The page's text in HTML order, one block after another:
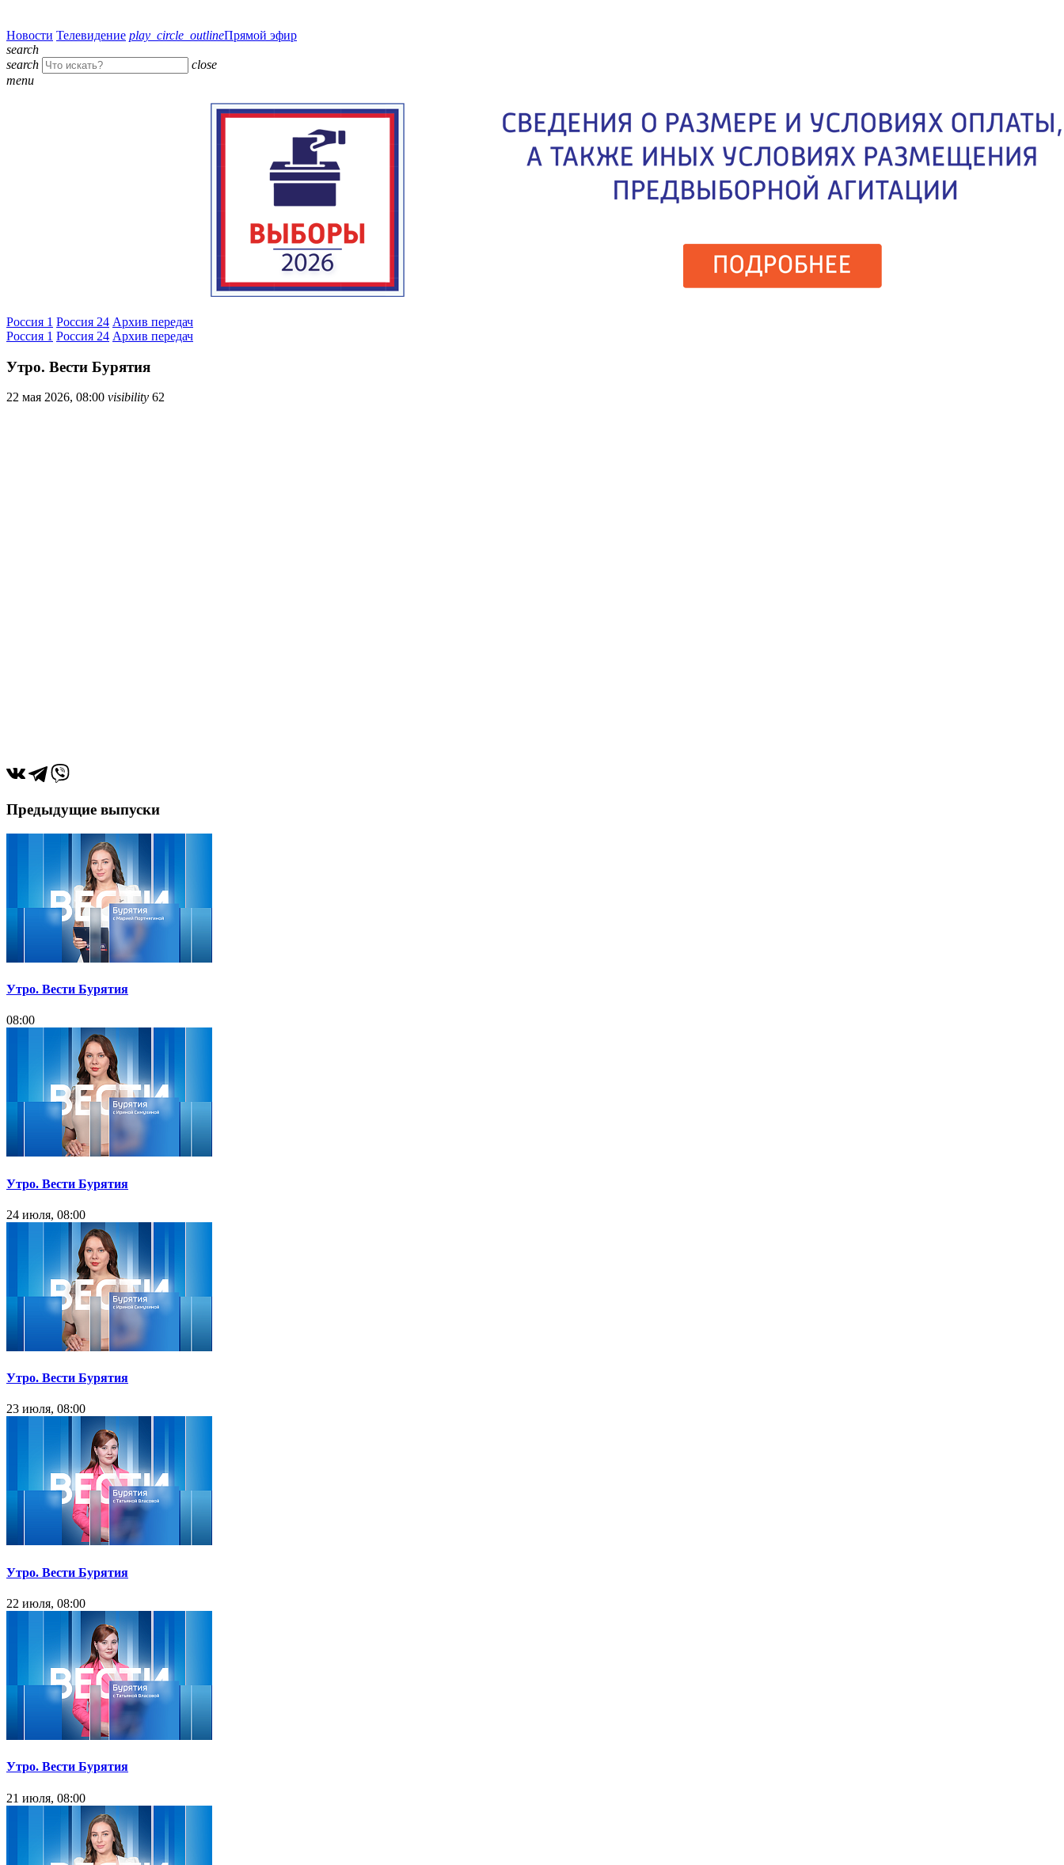
Новости Телевидение play_circle_outlineПрямой эфир
search
search
close
menu
Россия 1 Россия 24 Архив передач
Россия 1 Россия 24 Архив передач
Утро. Вести Бурятия
22 мая 2026, 08:00 visibility 62
Предыдущие выпуски
Утро. Вести Бурятия
08:00
Утро. Вести Бурятия
24 июля, 08:00
Утро. Вести Бурятия
23 июля, 08:00
Утро. Вести Бурятия
22 июля, 08:00
Утро. Вести Бурятия
21 июля, 08:00